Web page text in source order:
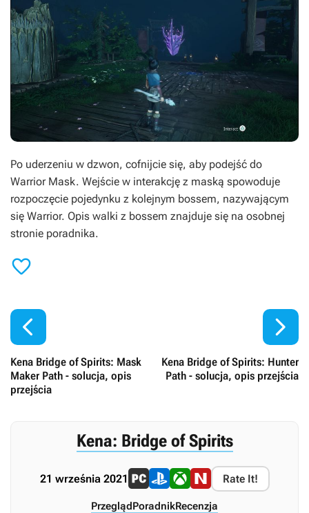
Po uderzeniu w dzwon, cofnijcie się, aby podejść do
Warrior Mask. Wejście w interakcję z maską spowoduje
rozpoczęcie pojedynku z kolejnym bossem, nazywającym
się Warrior. Opis walki z bossem znajduje się na osobnej
stronie poradnika.


Kena Bridge of Spirits: Mask
Maker Path - solucja, opis
przejścia
Kena Bridge of Spirits: Hunter
Path - solucja, opis przejścia

Kena: Bridge of Spirits
21 września 2021 Rate It!
PrzeglądPoradnikRecenzja